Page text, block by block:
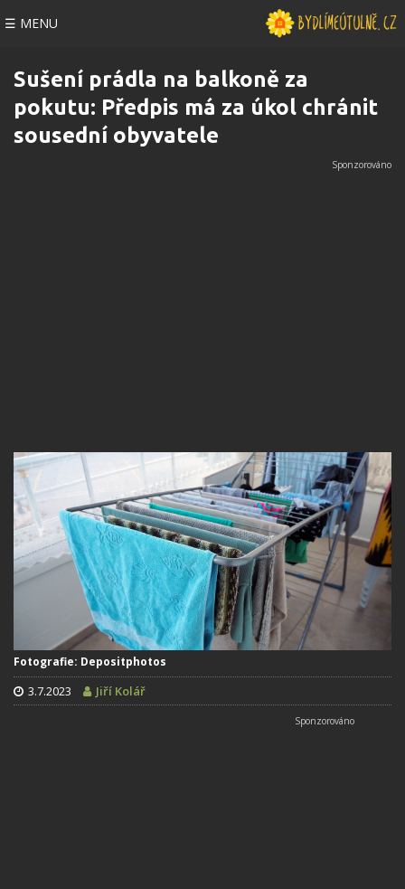
☰ MENU
Sušení prádla na balkoně za
pokutu: Předpis má za úkol chránit
sousední obyvatele
Fotografie: Depositphotos
3.7.2023 Jiří Kolář